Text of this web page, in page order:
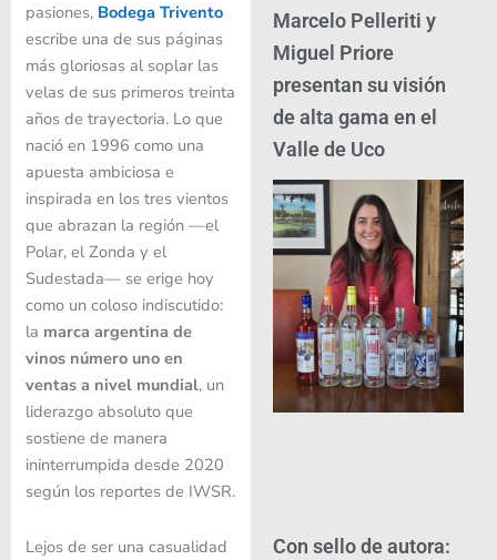
pasiones, Bodega Trivento
escribe una de sus páginas
más gloriosas al soplar las
velas de sus primeros treinta
años de trayectoria. Lo que
nació en 1996 como una
apuesta ambiciosa e
inspirada en los tres vientos
que abrazan la región —el
Polar, el Zonda y el
Sudestada— se erige hoy
como un coloso indiscutido:
la marca argentina de
vinos número uno en
ventas a nivel mundial, un
liderazgo absoluto que
sostiene de manera
ininterrumpida desde 2020
según los reportes de IWSR.
Lejos de ser una casualidad
Marcelo Pelleriti y
Miguel Priore
presentan su visión
de alta gama en el
Valle de Uco
Con sello de autora: